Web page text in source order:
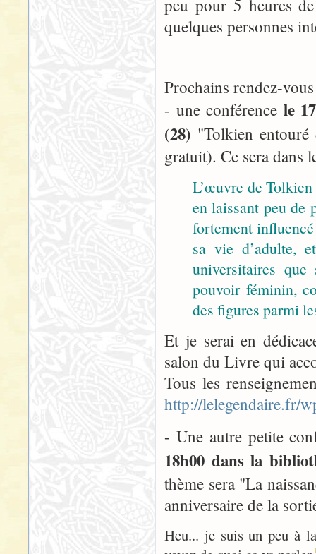
peu pour 5 heures
quelques personnes
Prochains rendez-
- une conférence le
(28) "Tolkien
gratuit). Ce sera dans
L’œuvre de
en laissant peu de
fortement
sa vie d’adulte,
universitaires
pouvoir féminin,
des figures parmi
Et je serai en
salon du Livre qui
Tous les
http://lelegendaire.fr/
- Une autre petite
18h00 dans la
thème sera "La
anniversaire de la
Heu... je suis un peu à